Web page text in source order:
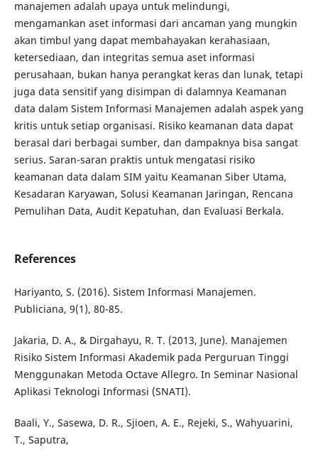
manajemen adalah upaya untuk melindungi,
mengamankan aset informasi dari ancaman yang mungkin
akan timbul yang dapat membahayakan kerahasiaan,
ketersediaan, dan integritas semua aset informasi
perusahaan, bukan hanya perangkat keras dan lunak, tetapi
juga data sensitif yang disimpan di dalamnya Keamanan
data dalam Sistem Informasi Manajemen adalah aspek yang
kritis untuk setiap organisasi. Risiko keamanan data dapat
berasal dari berbagai sumber, dan dampaknya bisa sangat
serius. Saran-saran praktis untuk mengatasi risiko
keamanan data dalam SIM yaitu Keamanan Siber Utama,
Kesadaran Karyawan, Solusi Keamanan Jaringan, Rencana
Pemulihan Data, Audit Kepatuhan, dan Evaluasi Berkala.
References
Hariyanto, S. (2016). Sistem Informasi Manajemen.
Publiciana, 9(1), 80-85.
Jakaria, D. A., & Dirgahayu, R. T. (2013, June). Manajemen
Risiko Sistem Informasi Akademik pada Perguruan Tinggi
Menggunakan Metoda Octave Allegro. In Seminar Nasional
Aplikasi Teknologi Informasi (SNATI).
Baali, Y., Sasewa, D. R., Sjioen, A. E., Rejeki, S., Wahyuarini,
T., Saputra,